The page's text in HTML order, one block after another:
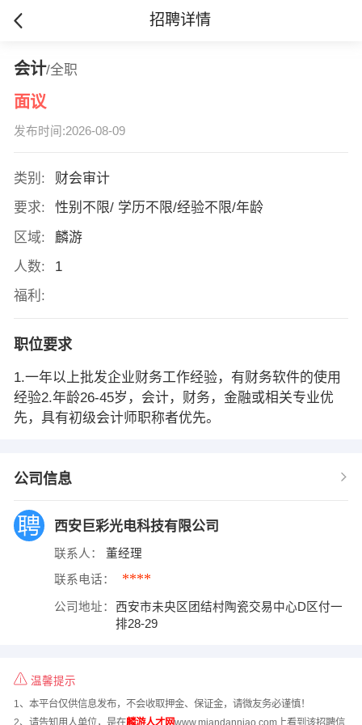
招聘详情
会计/全职
面议
发布时间:2026-08-09
类别:
财会审计
要求:
性别不限/ 学历不限/经验不限/年龄
区域:
麟游
人数:
1
福利:
职位要求
1.一年以上批发企业财务工作经验，有财务软件的使用
经验2.年龄26-45岁，会计，财务，金融或相关专业优
先，具有初级会计师职称者优先。
公司信息
西安巨彩光电科技有限公司
联系人： 董经理
联系电话： ****
公司地址：
西安市未央区团结村陶瓷交易中心D区付一
排28-29
温馨提示
1、本平台仅供信息发布，不会收取押金、保证金，请微友务必谨慎！
2、请告知用人单位，是在麟游人才网www.miandanniao.com上看到该招聘信